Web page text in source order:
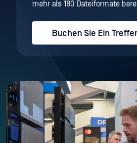
mehr als 180 Dateiformate
Buchen Sie Ein